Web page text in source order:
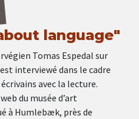
language"
Tomas Espedal sur
interviewé dans le cadre
avec la lecture.
du musée d’art
à Humlebæk, près de